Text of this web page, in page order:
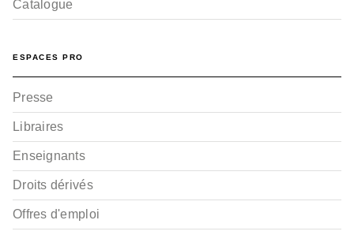
Catalogue
ESPACES PRO
Presse
Libraires
Enseignants
Droits dérivés
Offres d'emploi